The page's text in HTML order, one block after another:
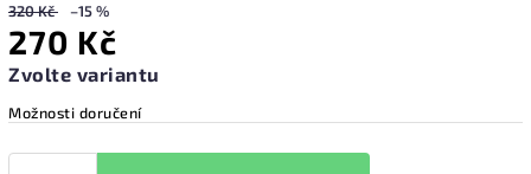
320 Kč –15 %
270 Kč
Zvolte variantu
Možnosti doručení